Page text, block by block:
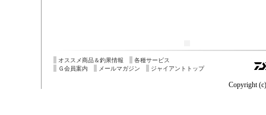
オススメ商品＆釣果情報
各種サービス
Ｇ会員案内
メールマガジン ジャイアントトップ
Copyright